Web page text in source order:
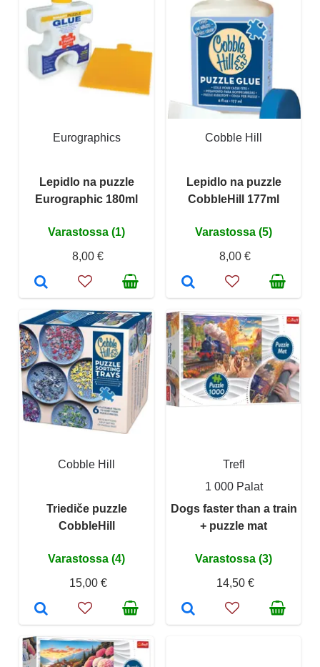
Eurographics
Lepidlo na puzzle
Eurographic 180ml
Varastossa (1)
8,00 €
Cobble Hill
Lepidlo na puzzle
CobbleHill 177ml
Varastossa (5)
8,00 €
Cobble Hill
Triediče puzzle
CobbleHill
Varastossa (4)
15,00 €
Trefl
1 000 Palat
Dogs faster than a train
+ puzzle mat
Varastossa (3)
14,50 €